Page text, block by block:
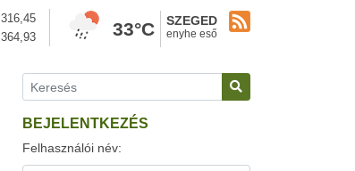
316,45
364,93 33°C SZEGED
enyhe eső
BEJELENTKEZÉS
Felhasználói név: